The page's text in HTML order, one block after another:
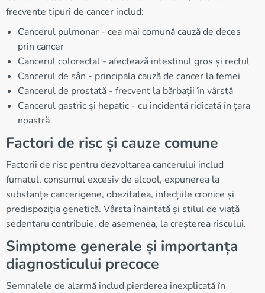
frecvente tipuri de cancer includ:
Cancerul pulmonar - cea mai comună cauză de deces
prin cancer
Cancerul colorectal - afectează intestinul gros și rectul
Cancerul de sân - principala cauză de cancer la femei
Cancerul de prostată - frecvent la bărbații în vârstă
Cancerul gastric și hepatic - cu incidență ridicată în țara
noastră
Factori de risc și cauze comune
Factorii de risc pentru dezvoltarea cancerului includ
fumatul, consumul excesiv de alcool, expunerea la
substanțe cancerigene, obezitatea, infecțiile cronice și
predispoziția genetică. Vârsta înaintată și stilul de viață
sedentaru contribuie, de asemenea, la creșterea riscului.
Simptome generale și importanța
diagnosticului precoce
Semnalele de alarmă includ pierderea inexplicată în